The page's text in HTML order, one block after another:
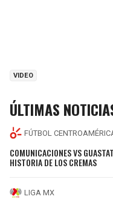
VIDEO
ÚLTIMAS
FÚTBOL
COMUNICACIONES VS
HISTORIA DE LOS CREMAS
LIGA MX